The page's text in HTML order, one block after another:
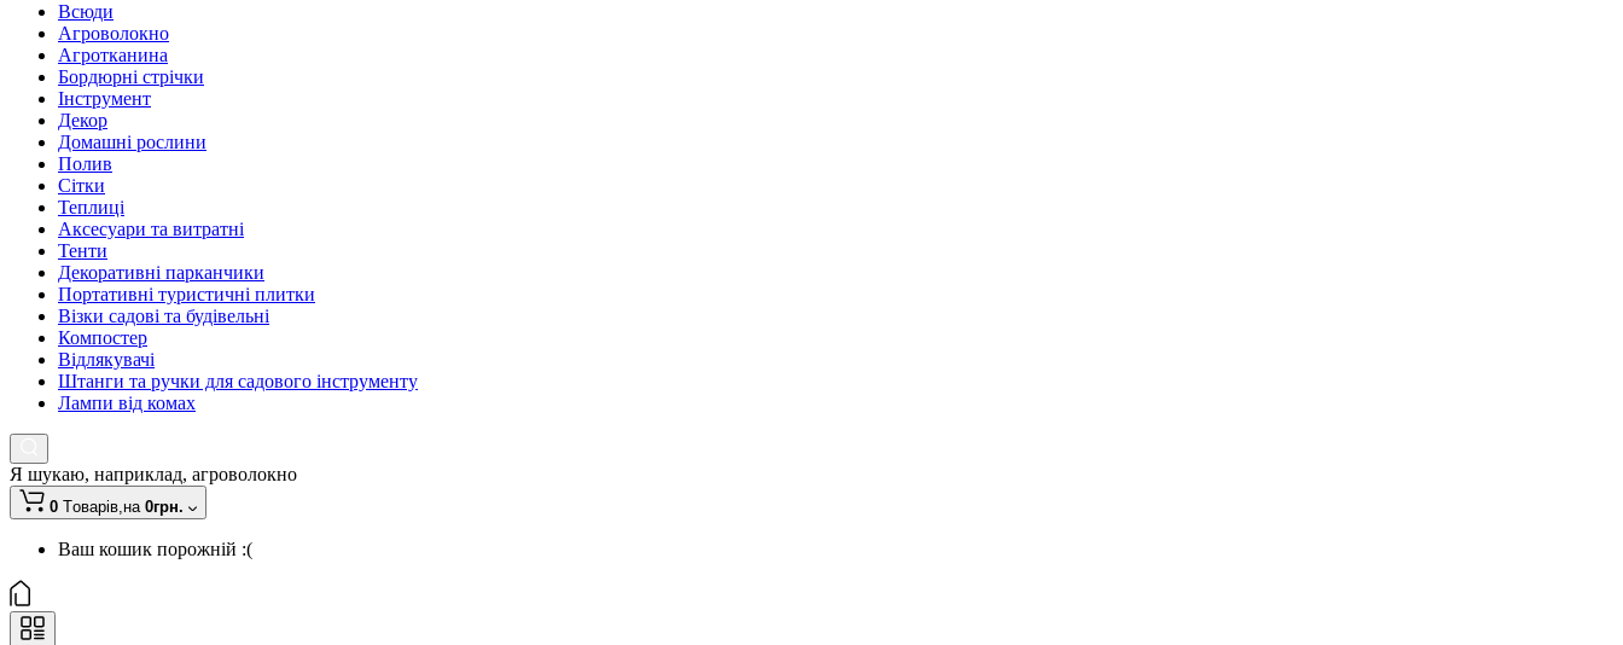
Всюди
Агроволокно
Агротканина
Бордюрні стрічки
Інструмент
Декор
Домашні рослини
Полив
Сітки
Теплиці
Аксесуари та витратні
Тенти
Декоративні парканчики
Портативні туристичні плитки
Візки садові та будівельні
Компостер
Відлякувачі
Штанги та ручки для садового інструменту
Лампи від комах
Я шукаю, наприклад, агроволокно
0 Tоварів,на 0грн.
Ваш кошик порожній :(